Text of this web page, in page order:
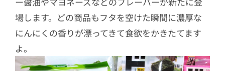
場します。どの商品もフタを空けた瞬間に濃厚な
にんにくの香りが漂ってきて食欲をかきたてます
よ。